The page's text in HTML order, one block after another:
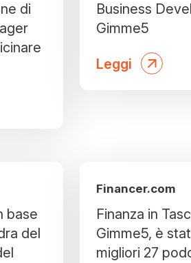
di
Business
Gimme5
Leggi
base
del
Financer.com
Finanza in
Gimme5, è
migliori 27